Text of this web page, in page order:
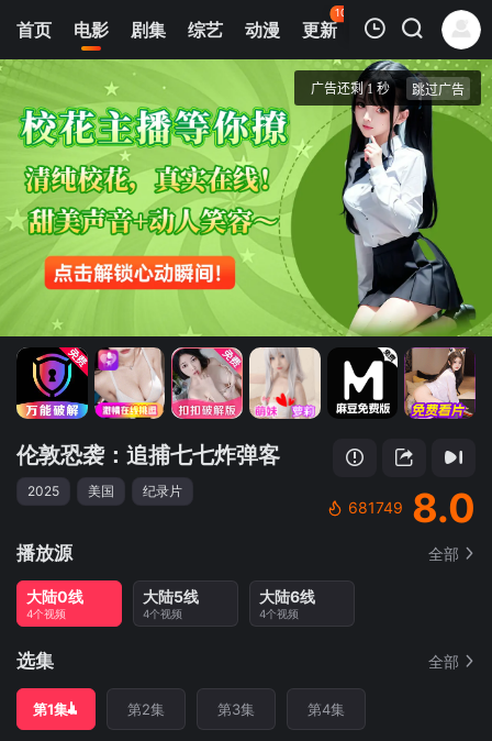
首页 电影 剧集 综艺 动漫 更新
105
热榜 APP
我的观影记录
第1集
伦敦恐袭：追捕七七炸弹客
清空
伦敦恐袭：追捕七七炸弹客
2025 美国 纪录片
681749 8.0
播放源 全部
大陆0线
4个视频
大陆5线
4个视频
大陆6线
4个视频
选集 全部
第1集 第2集 第3集 第4集